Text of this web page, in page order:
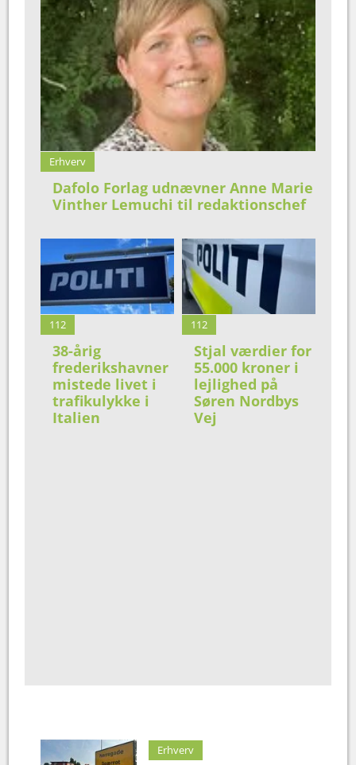
Erhverv
Dafolo Forlag udnævner Anne Marie
Vinther Lemuchi til redaktionschef
112
38-årig
frederikshavner
mistede livet i
trafikulykke i
Italien
112
Stjal værdier for
55.000 kroner i
lejlighed på
Søren Nordbys
Vej
Erhverv